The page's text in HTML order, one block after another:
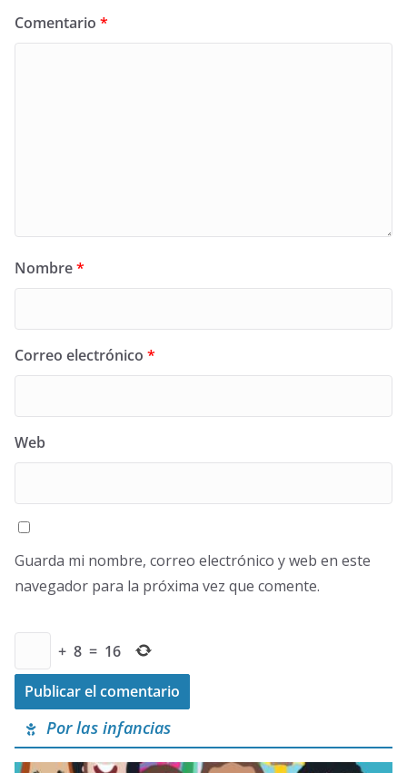
Comentario *
Nombre*
Correo electrónico *
Web
Guarda mi nombre, correo electrónico y web en este
navegador para la próxima vez que comente.
+ 8 = 16
Por las infancias